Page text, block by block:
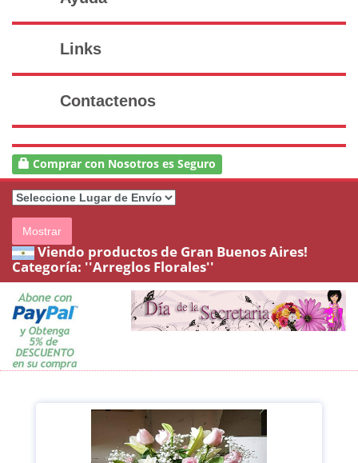
Links
Contactenos
Comprar con Nosotros es Seguro
Mostrar
Viendo productos de Gran Buenos Aires!
Categoría: ''Arreglos Florales''